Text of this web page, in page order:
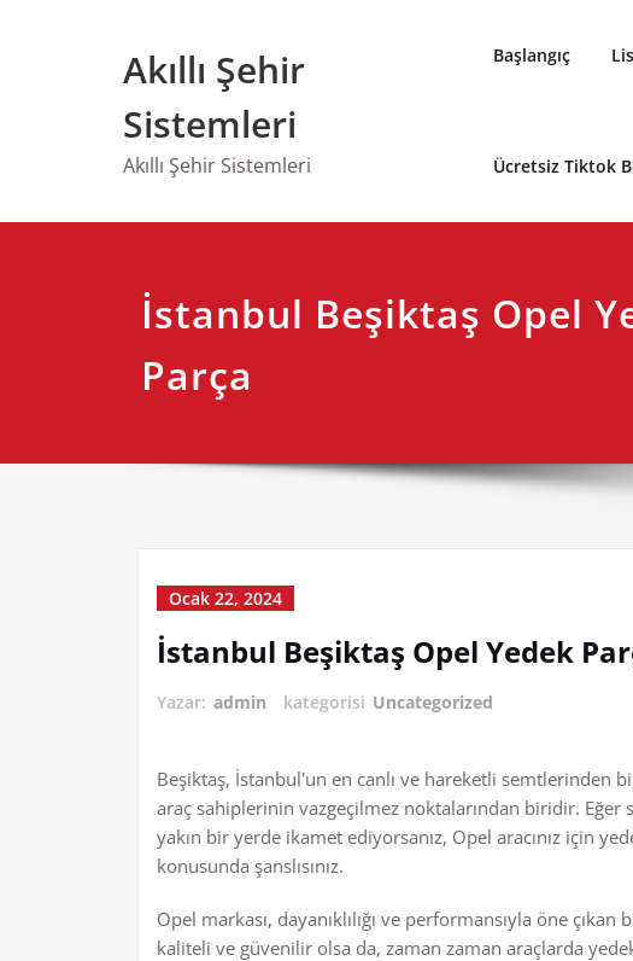
Akıllı Şehir
Sistemleri
Akıllı Şehir Sistemleri
Başlangıç
Ücretsiz Tiktok
İstanbul Beşiktaş Opel
Parça
Ocak 22, 2024
İstanbul Beşiktaş Opel Yedek
Yazar: admin kategorisi Uncategorized
Beşiktaş, İstanbul'un en canlı ve hareketli semtlerinden
araç sahiplerinin vazgeçilmez noktalarından biridir. Eğer
yakın bir yerde ikamet ediyorsanız, Opel aracınız için
konusunda şanslısınız.
Opel markası, dayanıklılığı ve performansıyla öne
kaliteli ve güvenilir olsa da, zaman zaman araçlarda